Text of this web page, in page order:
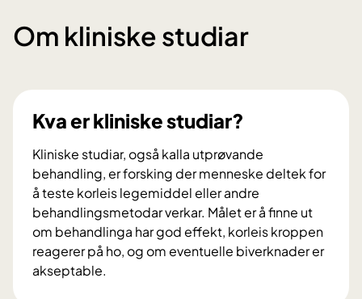
Om kliniske studiar
Kva er kliniske studiar?
Kliniske studiar, også kalla utprøvande
behandling, er forsking der menneske deltek for
å teste korleis legemiddel eller andre
behandlingsmetodar verkar. Målet er å finne ut
om behandlinga har god effekt, korleis kroppen
reagerer på ho, og om eventuelle biverknader er
akseptable.